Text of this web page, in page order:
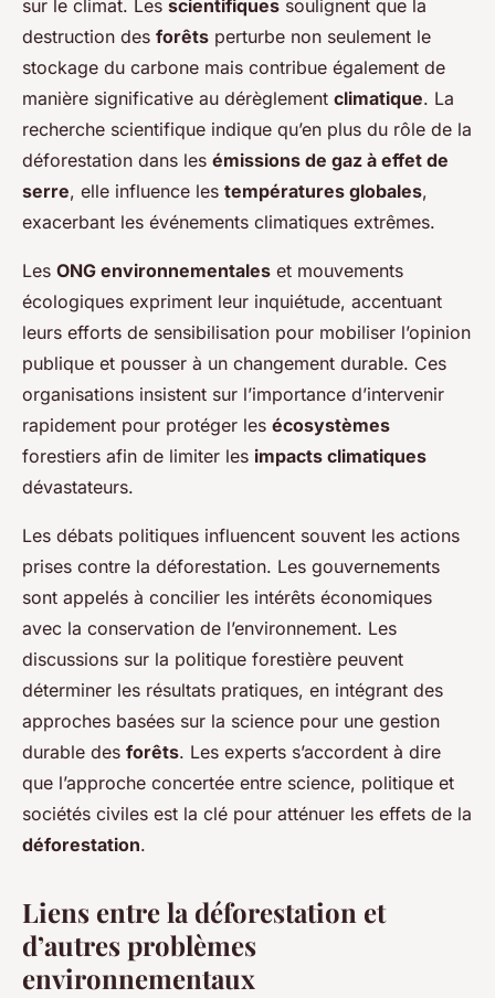
sur le climat. Les scientifiques soulignent que la
destruction des forêts perturbe non seulement le
stockage du carbone mais contribue également de
manière significative au dérèglement climatique. La
recherche scientifique indique qu’en plus du rôle de la
déforestation dans les émissions de gaz à effet de
serre, elle influence les températures globales,
exacerbant les événements climatiques extrêmes.
Les ONG environnementales et mouvements
écologiques expriment leur inquiétude, accentuant
leurs efforts de sensibilisation pour mobiliser l’opinion
publique et pousser à un changement durable. Ces
organisations insistent sur l’importance d’intervenir
rapidement pour protéger les écosystèmes
forestiers afin de limiter les impacts climatiques
dévastateurs.
Les débats politiques influencent souvent les actions
prises contre la déforestation. Les gouvernements
sont appelés à concilier les intérêts économiques
avec la conservation de l’environnement. Les
discussions sur la politique forestière peuvent
déterminer les résultats pratiques, en intégrant des
approches basées sur la science pour une gestion
durable des forêts. Les experts s’accordent à dire
que l’approche concertée entre science, politique et
sociétés civiles est la clé pour atténuer les effets de la
déforestation.
Liens entre la déforestation et
d’autres problèmes
environnementaux